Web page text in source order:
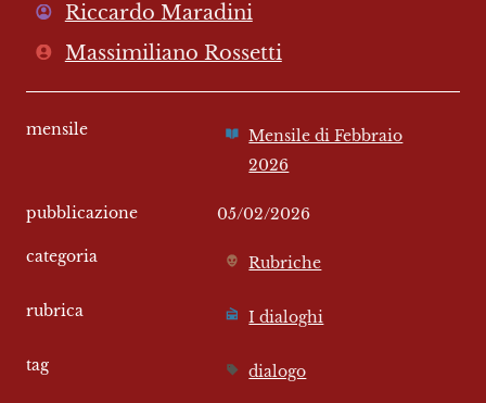
Riccardo Maradini
Massimiliano Rossetti
mensile
Mensile di Febbraio
2026
pubblicazione 05/02/2026
categoria Rubriche
rubrica I dialoghi
tag dialogo